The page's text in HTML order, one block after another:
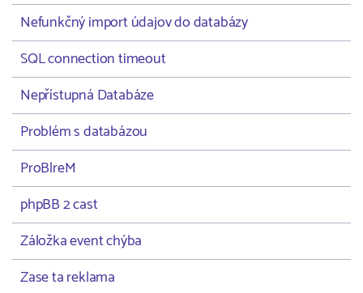
Nefunkčný import údajov do databázy
SQL connection timeout
Nepřístupná Databáze
Problém s databázou
ProBlreM
phpBB 2 cast
Záložka event chýba
Zase ta reklama